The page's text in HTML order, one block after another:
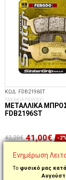
ΚΩΔ. FDB2196ST
ΤΑΚΑΚΙΑ FERODO
ΜΕΤΑΛΛΙΚΆ
FDB2196ST
42,20€ 41,00€
-
Ενημέρωση
Το φυσικό μας